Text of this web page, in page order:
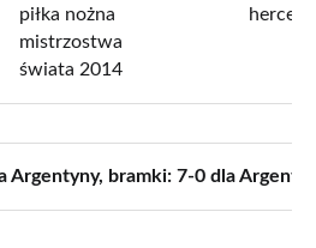
Argentyny, bramki: 7-0 dla